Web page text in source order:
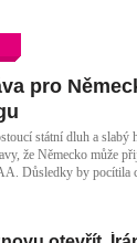
pro
státní dluh a slabý
že Německo může
Důsledky by pocítila